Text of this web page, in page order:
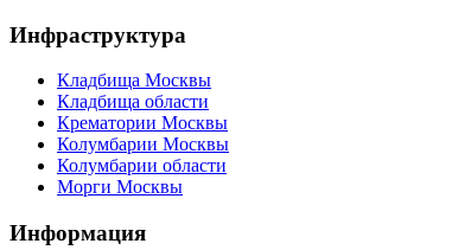
Инфраструктура
Кладбища Москвы
Кладбища области
Крематории Москвы
Колумбарии Москвы
Колумбарии области
Морги Москвы
Информация